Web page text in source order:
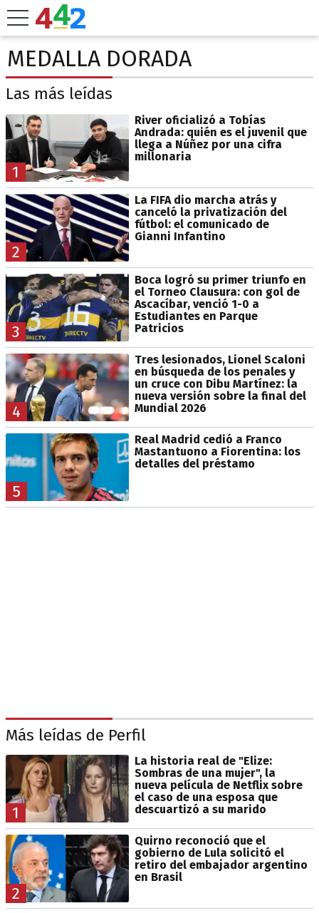
MEDALLA DORADA
Las más leídas
1
River oficializó a Tobías
Andrada: quién es el juvenil que
llega a Núñez por una cifra
millonaria
2
La FIFA dio marcha atrás y
canceló la privatización del
fútbol: el comunicado de
Gianni Infantino
3
Boca logró su primer triunfo en
el Torneo Clausura: con gol de
Ascacíbar, venció 1-0 a
Estudiantes en Parque
Patricios
4
Tres lesionados, Lionel Scaloni
en búsqueda de los penales y
un cruce con Dibu Martínez: la
nueva versión sobre la final del
Mundial 2026
5
Real Madrid cedió a Franco
Mastantuono a Fiorentina: los
detalles del préstamo
Más leídas de Perfil
1
La historia real de "Elize:
Sombras de una mujer", la
nueva película de Netflix sobre
el caso de una esposa que
descuartizó a su marido
2
Quirno reconoció que el
gobierno de Lula solicitó el
retiro del embajador argentino
en Brasil